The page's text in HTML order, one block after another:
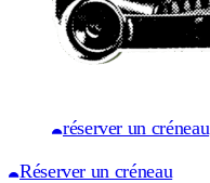
réserver un créneau
Réserver un créneau